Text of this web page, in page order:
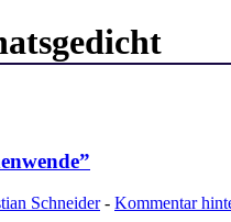
Schneider- Kommentar